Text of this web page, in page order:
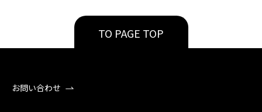
TO PAGE TOP
お問い合わせ